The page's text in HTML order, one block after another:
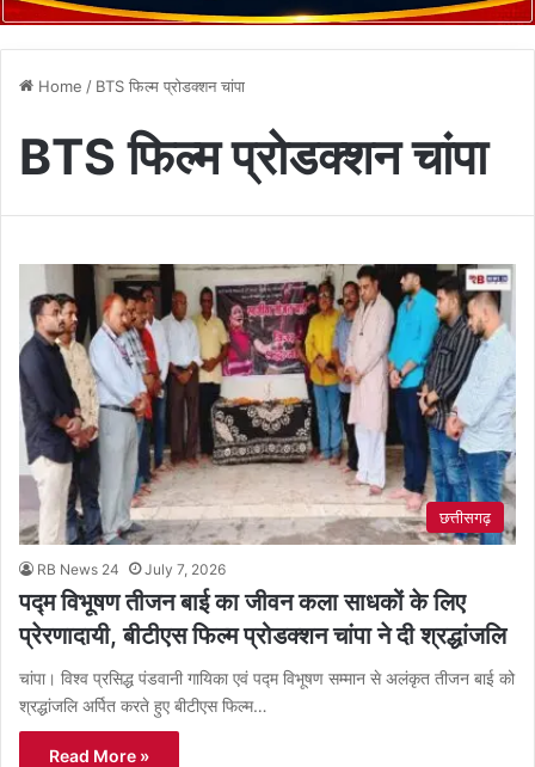
Home / BTS फिल्म प्रोडक्शन चांपा
BTS फिल्म प्रोडक्शन चांपा
छत्तीसगढ़
RB News 24 July 7, 2026
पद्म विभूषण तीजन बाई का जीवन कला साधकों के लिए
प्रेरणादायी, बीटीएस फिल्म प्रोडक्शन चांपा ने दी श्रद्धांजलि
चांपा। विश्व प्रसिद्ध पंडवानी गायिका एवं पद्म विभूषण सम्मान से अलंकृत तीजन बाई को
श्रद्धांजलि अर्पित करते हुए बीटीएस फिल्म…
Read More »